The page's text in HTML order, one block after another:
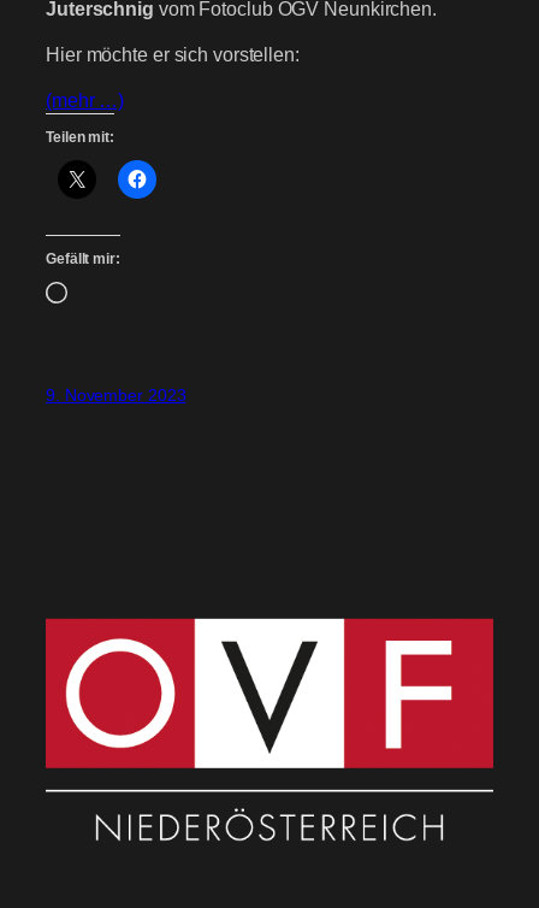
Juterschnig vom Fotoclub ÖGV Neunkirchen.
Hier möchte er sich vorstellen:
(mehr …)
Teilen mit:
Gefällt mir:
Wird
9. November 2023